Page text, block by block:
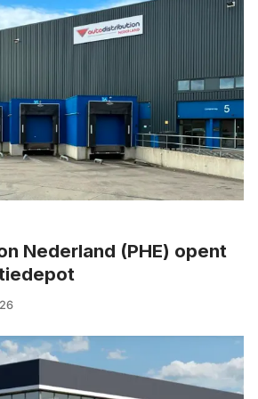
Nederland (PHE) opent